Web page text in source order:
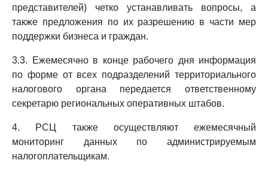
представителей) четко устанавливать вопросы, а
также предложения по их разрешению в части мер
поддержки бизнеса и граждан.
3.3. Ежемесячно в конце рабочего дня информация
по форме от всех подразделений территориального
налогового органа передается ответственному
секретарю региональных оперативных штабов.
4. РСЦ также осуществляют ежемесячный
мониторинг данных по администрируемым
налогоплательщикам.